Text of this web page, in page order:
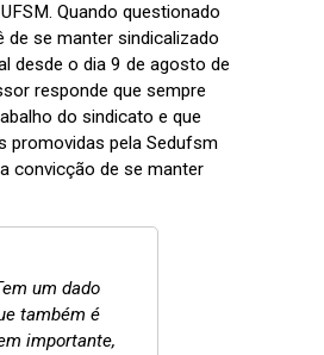
Quando questionado
de se manter sindicalizado
desde o dia 9 de agosto de
responde que sempre
do sindicato e que
promovidas pela Sedufsm
convicção de se manter
um dado
também é
importante,